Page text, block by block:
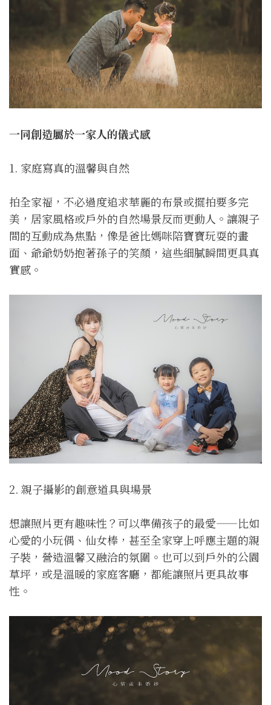
一同創造屬於一家人的儀式感
1. 家庭寫真的溫馨與自然
拍全家福，不必過度追求華麗的布景或擺拍要多完
美，居家風格或戶外的自然場景反而更動人。讓親子
間的互動成為焦點，像是爸比媽咪陪寶寶玩耍的畫
面、爺爺奶奶抱著孫子的笑顏，這些細膩瞬間更具真
實感。
2. 親子攝影的創意道具與場景
想讓照片更有趣味性？可以準備孩子的最愛——比如
心愛的小玩偶、仙女棒，甚至全家穿上呼應主題的親
子裝，營造溫馨又融洽的氛圍。也可以到戶外的公園
草坪，或是溫暖的家庭客廳，都能讓照片更具故事
性。